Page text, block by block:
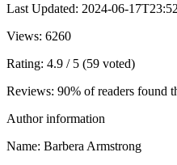
Last Updated: 2024-06-
Views: 6260
Rating: 4.9 / 5 (59 voted)
Reviews: 90% of readers found
Author information
Name: Barbera Armstrong